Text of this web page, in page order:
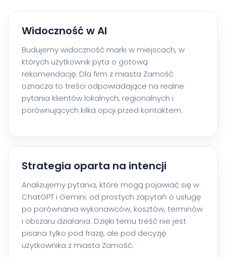
Widoczność w AI
Budujemy widoczność marki w miejscach, w
których użytkownik pyta o gotową
rekomendację. Dla firm z miasta Zamość
oznacza to treści odpowiadające na realne
pytania klientów lokalnych, regionalnych i
porównujących kilka opcji przed kontaktem.
Strategia oparta na intencji
Analizujemy pytania, które mogą pojawiać się w
ChatGPT i Gemini: od prostych zapytań o usługę
po porównania wykonawców, kosztów, terminów
i obszaru działania. Dzięki temu treść nie jest
pisana tylko pod frazę, ale pod decyzję
użytkownika z miasta Zamość.